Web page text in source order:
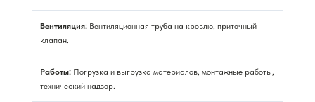
Вентиляция: Вентиляционная труба на кровлю, приточный
клапан.
Работы: Погрузка и выгрузка материалов, монтажные работы,
технический надзор.